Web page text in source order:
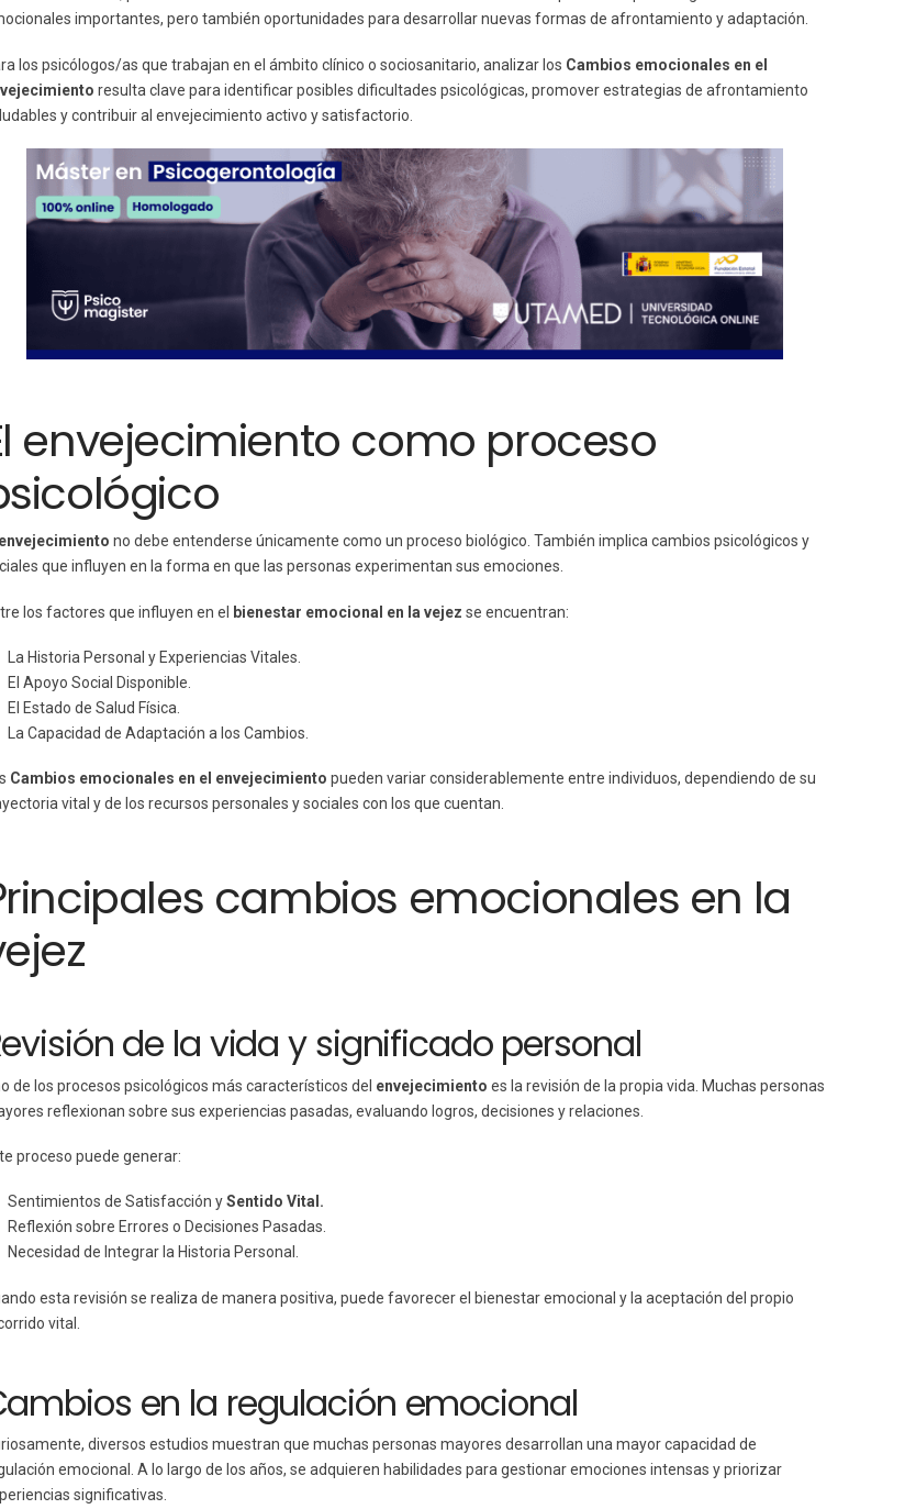
importantes, pero también oportunidades para desarrollar nuevas formas de afrontamiento y adaptación.
los psicólogos/as que trabajan en el ámbito clínico o sociosanitario, analizar los Cambios emocionales en el
resulta clave para identificar posibles dificultades psicológicas, promover estrategias de afrontamiento
y contribuir al envejecimiento activo y satisfactorio.
envejecimiento como proceso
envejecimiento no debe entenderse únicamente como un proceso biológico. También implica cambios psicológicos y
que influyen en la forma en que las personas experimentan sus emociones.
los factores que influyen en el bienestar emocional en la vejez se encuentran:
La Historia Personal y Experiencias Vitales.
El Apoyo Social Disponible.
El Estado de Salud Física.
La Capacidad de Adaptación a los Cambios.
Cambios emocionales en el envejecimiento pueden variar considerablemente entre individuos, dependiendo de su
vital y de los recursos personales y sociales con los que cuentan.
cambios emocionales en la
de la vida y significado personal
de los procesos psicológicos más característicos del envejecimiento es la revisión de la propia vida. Muchas personas
reflexionan sobre sus experiencias pasadas, evaluando logros, decisiones y relaciones.
proceso puede generar:
Sentimientos de Satisfacción ySentido Vital.
Reflexión sobre Errores o Decisiones Pasadas.
Necesidad de Integrar la Historia Personal.
esta revisión se realiza de manera positiva, puede favorecer el bienestar emocional y la aceptación del propio
vital.
en la regulación emocional
diversos estudios muestran que muchas personas mayores desarrollan una mayor capacidad de
emocional. A lo largo de los años, se adquieren habilidades para gestionar emociones intensas y priorizar
significativas.